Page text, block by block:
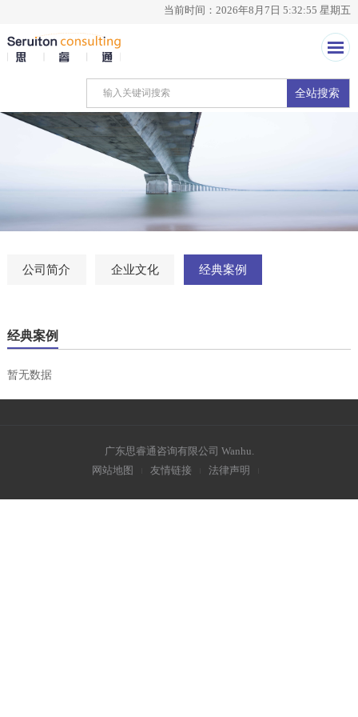
当前时间：2026年8月7日 5:32:55 星期五
全站搜索
公司简介 企业文化 经典案例
经典案例
暂无数据
广东思睿通咨询有限公司 Wanhu
网站地图
友情链接 法律声明